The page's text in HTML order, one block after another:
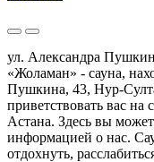
ул. Александра
«Жоламан» - сауна,
Пушкина, 43, Нур-
приветствовать вас на
Астана. Здесь вы
информацией о нас.
отдохнуть,